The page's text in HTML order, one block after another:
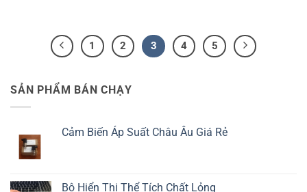
1 2 3 4 5
SẢN PHẨM BÁN CHẠY
Cảm Biến Áp Suất Châu Âu Giá Rẻ
Bộ Hiển Thị Thể Tích Chất Lỏng